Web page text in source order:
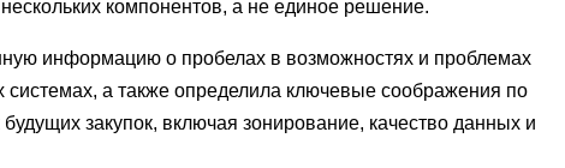
компонентов, а не единое решение.
информацию о пробелах в возможностях и проблемах
системах, а также определила ключевые соображения по
закупок, включая зонирование, качество данных и